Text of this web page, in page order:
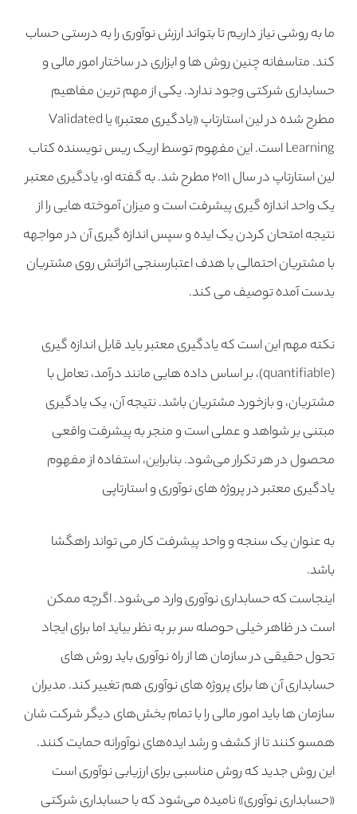
ما به روشی نیاز داریم تا بتواند ارزش نوآوری را به درستی حساب
کند. متاسفانه چنین روش ها و ابزاری در ساختار امور مالی و
حسابداری شرکتی وجود ندارد. یکی از مهم ترین مفاهیم
مطرح شده در لین استارتاپ «یادگیری معتبر» یا Validated
Learning است. این مفهوم توسط اریک ریس نویسنده کتاب
لین استارتاپ در سال ۲۰۱۱ مطرح شد. به گفته او، یادگیری معتبر
یک واحد اندازه گیری پیشرفت است و میزان آموخته هایی را از
نتیجه امتحان کردن یک ایده و سپس اندازه گیری آن در مواجهه
با مشتریان احتمالی با هدف اعتبارسنجی اثراتش روی مشتریان
بدست آمده توصیف می کند.
نکته مهم این است که یادگیری معتبر باید قابل اندازه گیری
(quantifiable)، بر اساس داده هایی مانند درآمد، تعامل با
مشتریان، و بازخورد مشتریان باشد. نتیجه آن، یک یادگیری
مبتنی بر شواهد و عملی است و منجر به پیشرفت واقعی
محصول در هر تکرار می‌شود. بنابراین،‌ استفاده از مفهوم
یادگیری معتبر در پروژه های نوآوری و استارتاپی
به عنوان یک سنجه و واحد پیشرفت کار می تواند راهگشا
باشد.
اینجاست که حسابداری نوآوری وارد می‌شود. اگرچه ممکن
است در ظاهر خیلی حوصله سر بر به نظر بیاید اما برای ایجاد
تحول حقیقی در سازمان‌ ها از راه نوآوری باید روش های
حسابداری آن ها برای پروژه های نوآوری هم تغییر کند. مدیران
سازمان ها باید امور مالی را با تمام بخش‌های دیگر شرکت شان
همسو کنند تا از کشف و رشد ایده‌های نوآورانه حمایت کنند.
این روش جدید که روش مناسبی برای ارزیابی نوآوری است
«حسابداری نوآوری» نامیده می‌شود که با حسابداری شرکتی